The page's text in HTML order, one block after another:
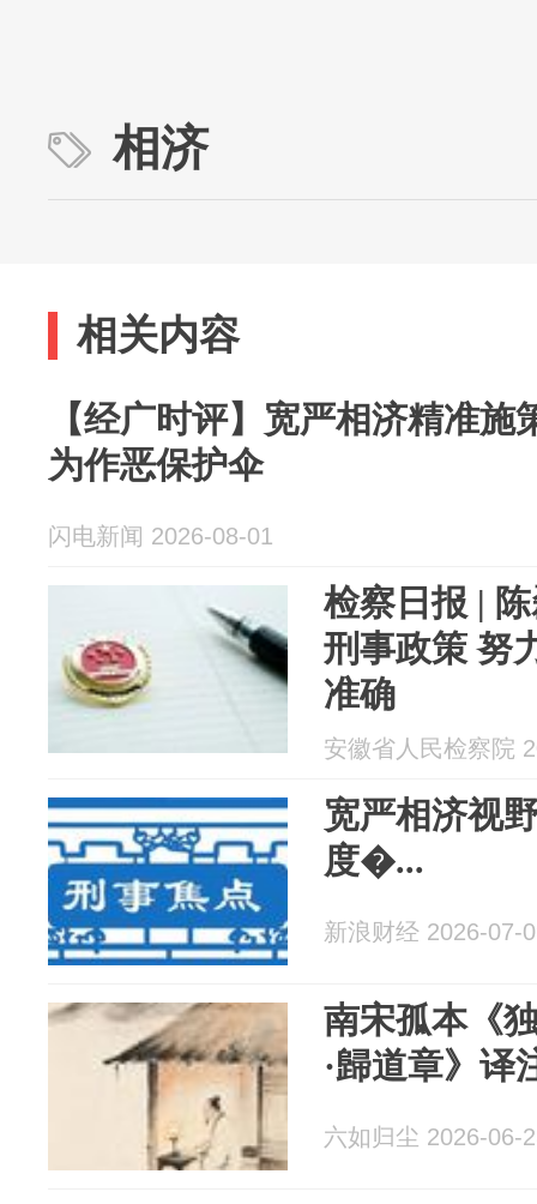
相济
相关内容
【经广时评】宽严相济精准
为作恶保护伞
闪电新闻 2026-08-01
检察日报 |
刑事政策 努
准确
安徽省人民检察院
宽严相济视
度�...
新浪财经 2026-07-
南宋孤本《
·‍歸道章》译
六如归尘 2026-06-